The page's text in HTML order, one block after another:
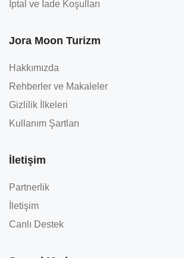
İptal ve İade Koşulları
Jora Moon Turizm
Hakkımızda
Rehberler ve Makaleler
Gizlilik İlkeleri
Kullanım Şartları
İletişim
Partnerlik
İletişim
Canlı Destek